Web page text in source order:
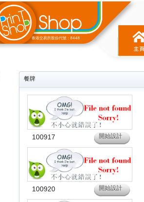
香港交易所股份代號：8448
餐牌
100917 開始設計
100920 開始設計